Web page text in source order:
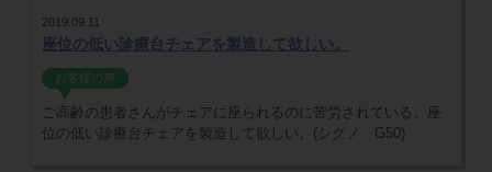
2019.09.11
座位の低い診療台チェアを製造して欲しい。
お客様の声
ご高齢の患者さんがチェアに座られるのに苦労されている。座
位の低い診療台チェアを製造して欲しい。(シグノ G50)